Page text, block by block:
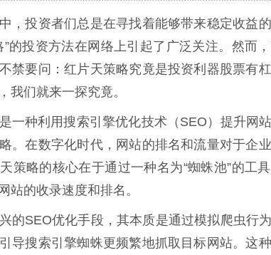
，投资者们总是在寻找着能够带来稳定收益
”的投资方法在网络上引起了广泛关注。然而
禁要问：红片天策略究竟是投资利器股票有
我们就来一探究竟。
一种利用搜索引擎优化技术（SEO）提升网
。在数字化时代，网站的排名和流量对于企
策略的核心在于通过一种名为“蜘蛛池”的工
站的收录速度和排名。
的SEO优化手段，其本质是通过模拟爬虫行
导搜索引擎蜘蛛更频繁地抓取目标网站。这